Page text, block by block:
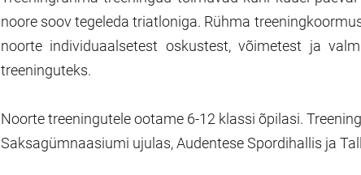
noore soov tegeleda triatloniga. Rühma
noorte individuaalsetest oskustest, võimetest ja
treeninguteks.
Noorte treeningutele ootame 6-12 klassi õpilasi.
Saksagümnaasiumi ujulas, Audentese Spordihallis ja